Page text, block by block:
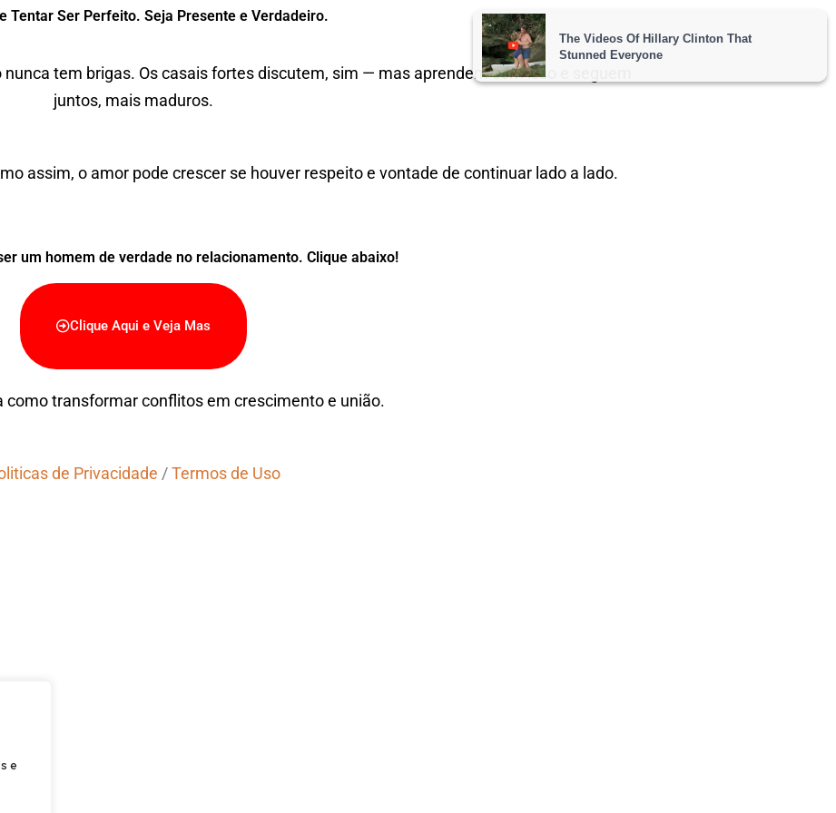
e
Tentar Ser Perfeito. Seja Presente e Verdadeiro.
tem brigas. Os casais fortes discutem, sim — mas aprendem com isso e seguem
juntos, mais maduros.
assim, o amor pode crescer se houver respeito e vontade de continuar lado a lado.
um homem de verdade no relacionamento. Clique abaixo!
Clique Aqui e Veja Mas
como transformar conflitos em crescimento e união.
de Privacidade /Termos de Uso